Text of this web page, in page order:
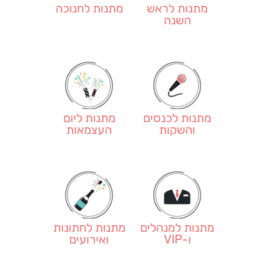
מתנות לראש
השנה
מתנות לחנוכה
מתנות לכנסים
והשקות
מתנות ליום
העצמאות
מתנות למנהלים
ו-VIP
מתנות לחתונות
ואירועים